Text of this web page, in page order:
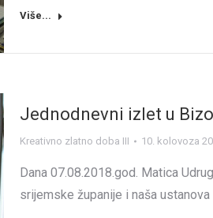
Više...
Jednodnevni izlet u
Kreativno zlatno doba III 10. kolovoza
Dana 07.08.2018.god. Matica
srijemske županije i naša